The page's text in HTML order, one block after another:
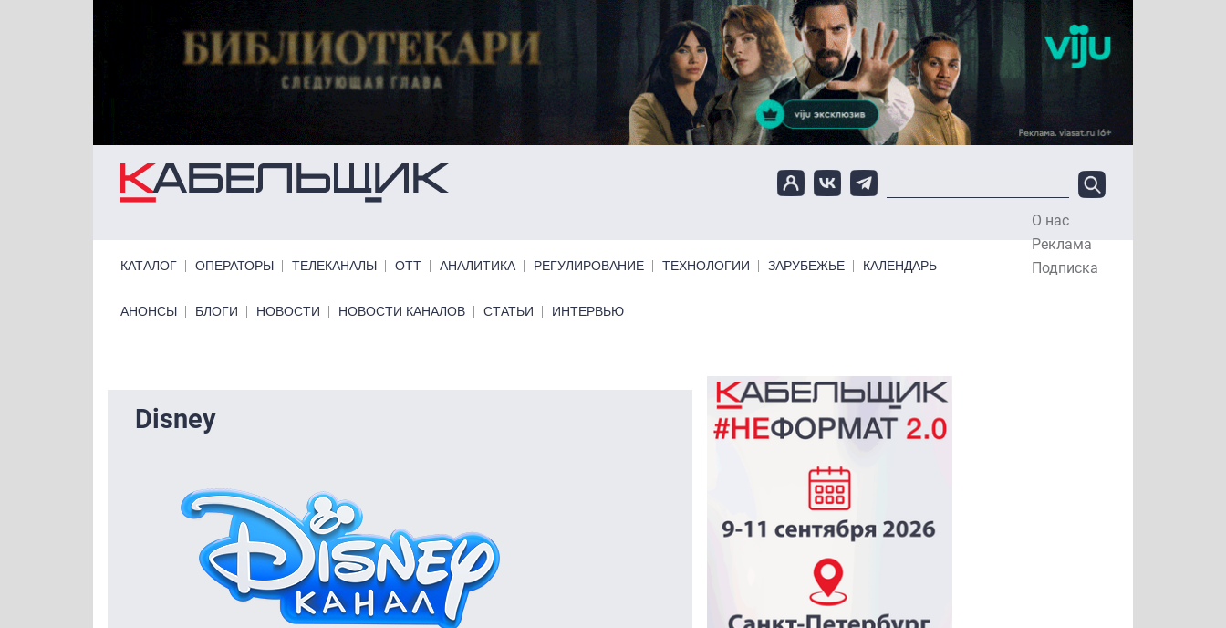
О нас
Реклама
Подписка
КАТАЛОГ ОПЕРАТОРЫ ТЕЛЕКАНАЛЫ ОТТ АНАЛИТИКА РЕГУЛИРОВАНИЕ ТЕХНОЛОГИИ ЗАРУБЕЖЬЕ КАЛЕНДАРЬ
Primary links bottom
АНОНСЫ БЛОГИ НОВОСТИ НОВОСТИ КАНАЛОВ СТАТЬИ ИНТЕРВЬЮ
Disney